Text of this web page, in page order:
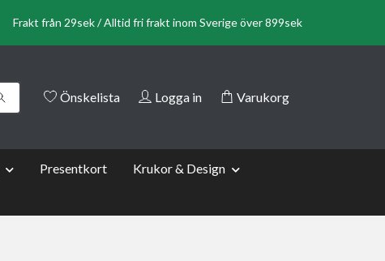
Frakt från 29sek / Alltid fri frakt inom Sverige över 899sek
Önskelista Logga in Varukorg
Presentkort
Krukor & Design